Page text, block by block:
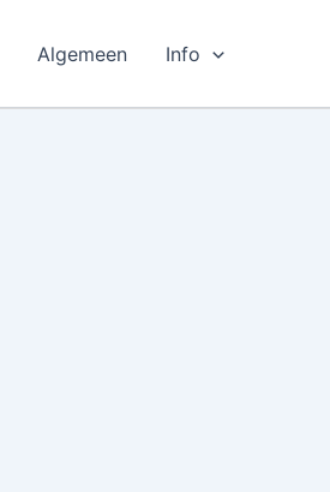
Algemeen Info